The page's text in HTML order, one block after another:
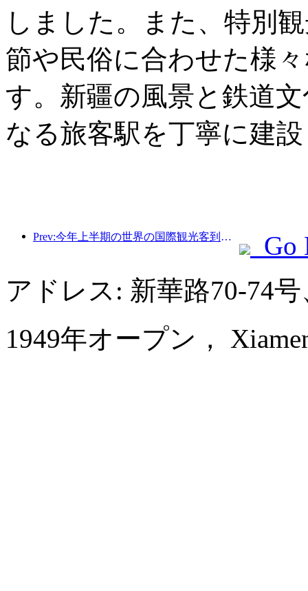
しました。また、特別
節や民俗に合わせた様
す。新疆の風景と鉄道
なる旅客駅を丁寧に建
Prev:今年上半期の世界の国際観光客到着数は前年比5％増加した。
Go
アドレス: 新華路70-74
1949年オープン，